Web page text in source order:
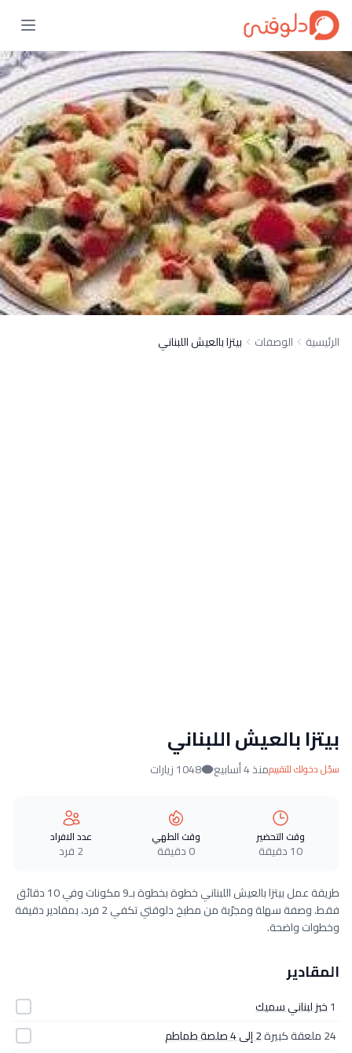
الرئيسية الوصفات بيتزا بالعيش اللبناني
بيتزا بالعيش اللبناني
سجّل دخولك للتقييممنذ 4 أسابيع 1048 زيارات
وقت التحضير
10 دقيقة
وقت الطهي
0 دقيقة
عدد الافراد
2 فرد
طريقة عمل بيتزا بالعيش اللبناني خطوة بخطوة بـ9 مكونات وفي 10 دقائق
فقط. وصفة سهلة ومجرّبة من مطبخ دلوقتي تكفي 2 فرد، بمقادير دقيقة
وخطوات واضحة.
المقادير
1خبز لبناني سميك
24 ملعقة كبيرة
2 إلى 4 صلصة طماطم